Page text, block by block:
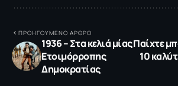
ΠΡΟΗΓΟΥΜΕΝΟ ΑΡΘΡΟ
1936 – Στα κελιά μίας
Ετοιμόρροπης
Δημοκρατίας
Παίχτε
10